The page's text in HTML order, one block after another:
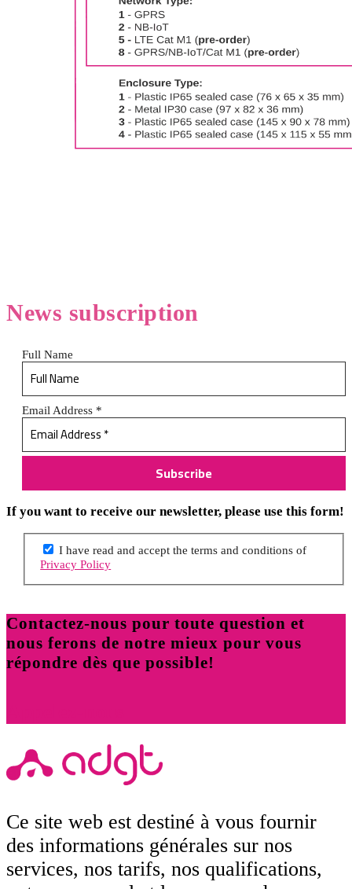
News subscription
Full Name
Email Address *
If you want to receive our newsletter, please use this form!
I have read and accept the terms and conditions of
Privacy Policy
Contactez-nous pour toute question et
nous ferons de notre mieux pour vous
répondre dès que possible!
Ce site web est destiné à vous fournir
des informations générales sur nos
services, nos tarifs, nos qualifications,